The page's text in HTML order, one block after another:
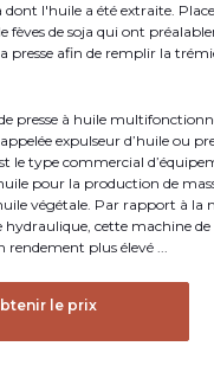
dont l'huile a été extraite.
fèves de soja qui ont
presse afin de remplir la
presse à huile
expulseur d’huile ou
le type commercial
pour la production de
végétale. Par rapport à la
hydraulique, cette machine de
rendement plus élevé ...
le prix